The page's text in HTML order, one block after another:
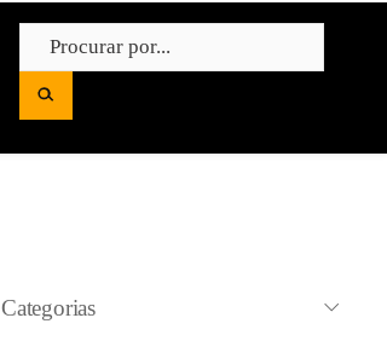
Categorias